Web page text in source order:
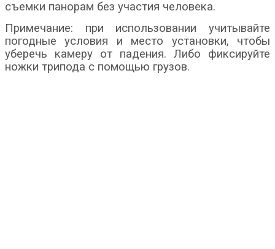
съемки панорам без участия человека.
Примечание: при использовании учитывайте
погодные условия и место установки, чтобы
уберечь камеру от падения. Либо фиксируйте
ножки трипода с помощью грузов.